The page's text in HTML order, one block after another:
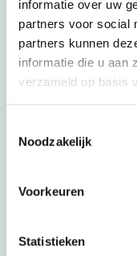
informatie over uw
partners voor social
partners kunnen
informatie die u aan
verzameld op basis
Noodzakelijk
Voorkeuren
Statistieken
Speelpret in het
Ontdek het
Klauter over
een ritje in het
weer genieten
Ontdek deze